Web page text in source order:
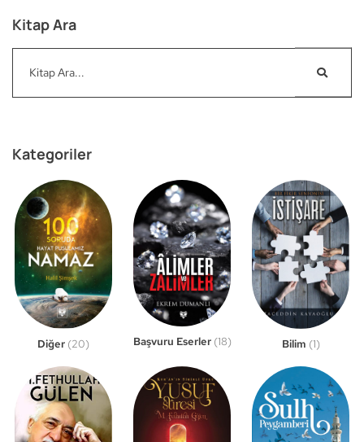
Kitap Ara
Kategoriler
Diğer (20) Başvuru Eserler (18) Bilim (1)